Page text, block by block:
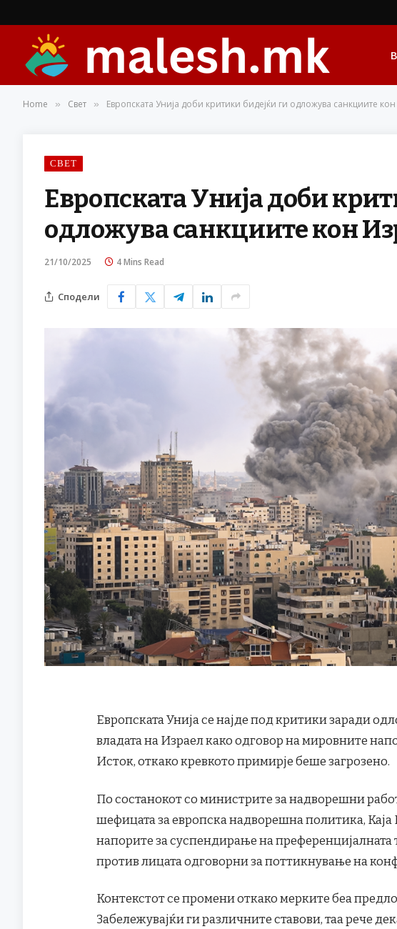
Home » Свет » Европската Унија доби критики бидејќи ги одложува санкциите
СВЕТ
Европската Унија доби
одложува санкциите кон
21/10/2025 4 Mins Read
Сподели
Европската Унија се најде под критики заради
владата на Израел како одговор на мировните
Исток, откако кревкото примирје беше загрозено.
По состанокот со министрите за надворешни
шефицата за европска надворешна политика, Каја
напорите за суспендирање на преференцијалната
против лицата одговорни за поттикнување на
Контекстот се промени откако мерките беа
Забележувајќи ги различните ставови, таа рече